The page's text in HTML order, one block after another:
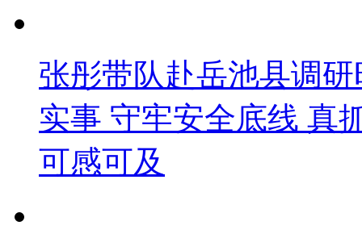
张彤带队赴岳池县调
实事 守牢安全底线 真
可感可及